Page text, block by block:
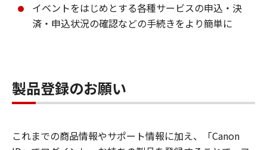
イベントをはじめとする各種サービスの申込・決
済・申込状況の確認などの手続きをより簡単に
製品登録のお願い
これまでの商品情報やサポート情報に加え、「Canon